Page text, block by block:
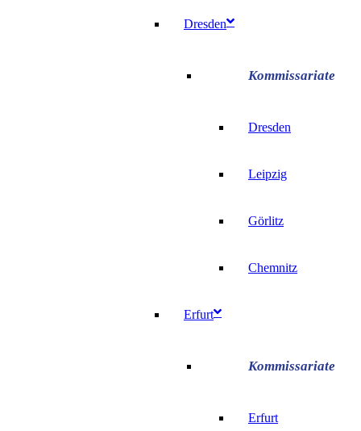
Dresden
Dresden
Leipzig
Görlitz
Chemnitz
Erfurt
Erfurt